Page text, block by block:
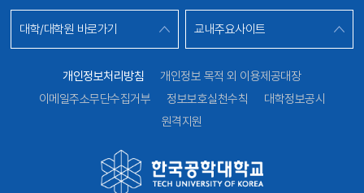
대학/대학원 바로가기 교내주요사이트
개인정보처리방침
개인정보 목적 외 이용제공대장
이메일주소무단수집거부
정보보호실천수칙
대학정보공시
원격지원